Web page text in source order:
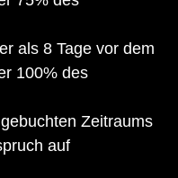
als 8 Tage vor dem
100% des
Zeitraums
auf